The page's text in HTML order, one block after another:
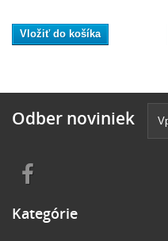
Vložiť do košíka
Odber noviniek
Kategórie